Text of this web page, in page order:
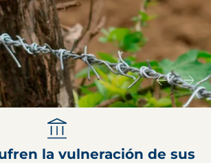
la vulneración de sus